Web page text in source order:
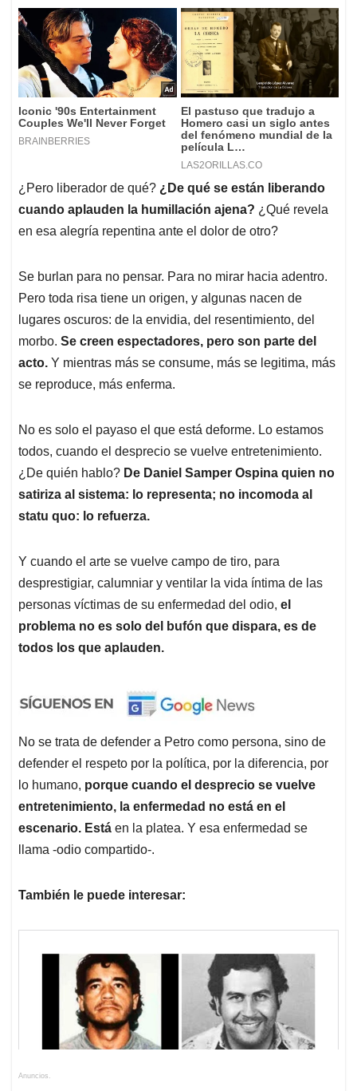
¿Pero liberador de qué? ¿De qué se están liberando
cuando aplauden la humillación ajena? ¿Qué revela
en esa alegría repentina ante el dolor de otro?
Se burlan para no pensar. Para no mirar hacia adentro.
Pero toda risa tiene un origen, y algunas nacen de
lugares oscuros: de la envidia, del resentimiento, del
morbo. Se creen espectadores, pero son parte del
acto. Y mientras más se consume, más se legitima, más
se reproduce, más enferma.
No es solo el payaso el que está deforme. Lo estamos
todos, cuando el desprecio se vuelve entretenimiento.
¿De quién hablo? De Daniel Samper Ospina quien no
satiriza al sistema: lo representa; no incomoda al
statu quo: lo refuerza.
Y cuando el arte se vuelve campo de tiro, para
desprestigiar, calumniar y ventilar la vida íntima de las
personas víctimas de su enfermedad del odio, el
problema no es solo del bufón que dispara, es de
todos los que aplauden.
No se trata de defender a Petro como persona, sino de
defender el respeto por la política, por la diferencia, por
lo humano, porque cuando el desprecio se vuelve
entretenimiento, la enfermedad no está en el
escenario. Está en la platea. Y esa enfermedad se
llama -odio compartido-.
También le puede interesar:
Anuncios.